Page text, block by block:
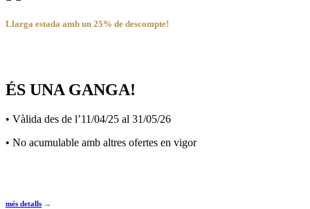
Llarga estada amb un 25% de descompte!
ÉS UNA GANGA!
• Vàlida des de l’11/04/25 al 31/05/26
• No acumulable amb altres ofertes en vigor
més detalls →